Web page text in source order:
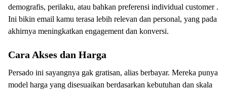
demografis, perilaku, atau bahkan preferensi individual customer .
Ini bikin email kamu terasa lebih relevan dan personal, yang pada
akhirnya meningkatkan engagement dan konversi.
Cara Akses dan Harga
Persado ini sayangnya gak gratisan, alias berbayar. Mereka punya
model harga yang disesuaikan berdasarkan kebutuhan dan skala